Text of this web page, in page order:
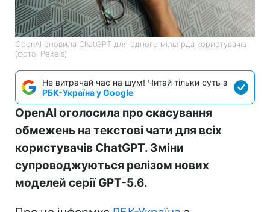
OpenAI оновила ChatGPT для одного мільярда користувачів
(фото: Pexels)
Не витрачай час на шум! Читай тільки суть з
РБК-Україна у Google
OpenAI оголосила про скасування
обмежень на текстові чати для всіх
користувачів ChatGPT. Зміни
супроводжуються релізом нових
моделей серії GPT-5.6.